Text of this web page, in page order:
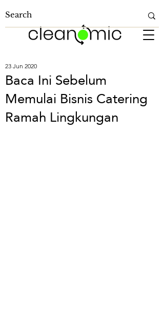
Baca Ini Sebelum
Memulai Bisnis Catering
Ramah Lingkungan
23 Jun 2020